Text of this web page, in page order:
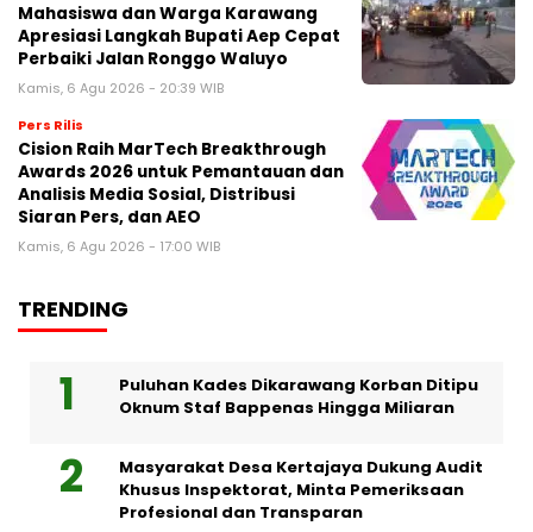
Mahasiswa dan Warga Karawang
Apresiasi Langkah Bupati Aep Cepat
Perbaiki Jalan Ronggo Waluyo
Kamis, 6 Agu 2026 - 20:39 WIB
Pers Rilis
Cision Raih MarTech Breakthrough
Awards 2026 untuk Pemantauan dan
Analisis Media Sosial, Distribusi
Siaran Pers, dan AEO
Kamis, 6 Agu 2026 - 17:00 WIB
TRENDING
Puluhan Kades Dikarawang Korban Ditipu
Oknum Staf Bappenas Hingga Miliaran
Masyarakat Desa Kertajaya Dukung Audit
Khusus Inspektorat, Minta Pemeriksaan
Profesional dan Transparan